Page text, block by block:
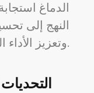
الدماغ
النهج إلى
وتعزيز الأداء التعليمي للأفراد.